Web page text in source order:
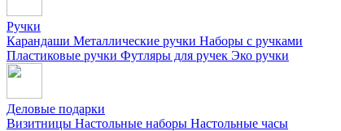
Ручки
Карандаши Металлические ручки Наборы с ручками
Пластиковые ручки Футляры для ручек Эко ручки
Деловые подарки
Визитницы Настольные наборы Настольные часы